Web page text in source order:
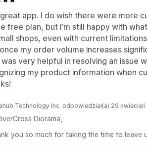
great app. I do wish there were more
free plan, but I’m still happy with
shops, even with current
my order volume increases
was very helpful in resolving an issue
my product information when
Technology Inc. odpowiedział(a) 29
Diorama,
you so much for taking the time to leave